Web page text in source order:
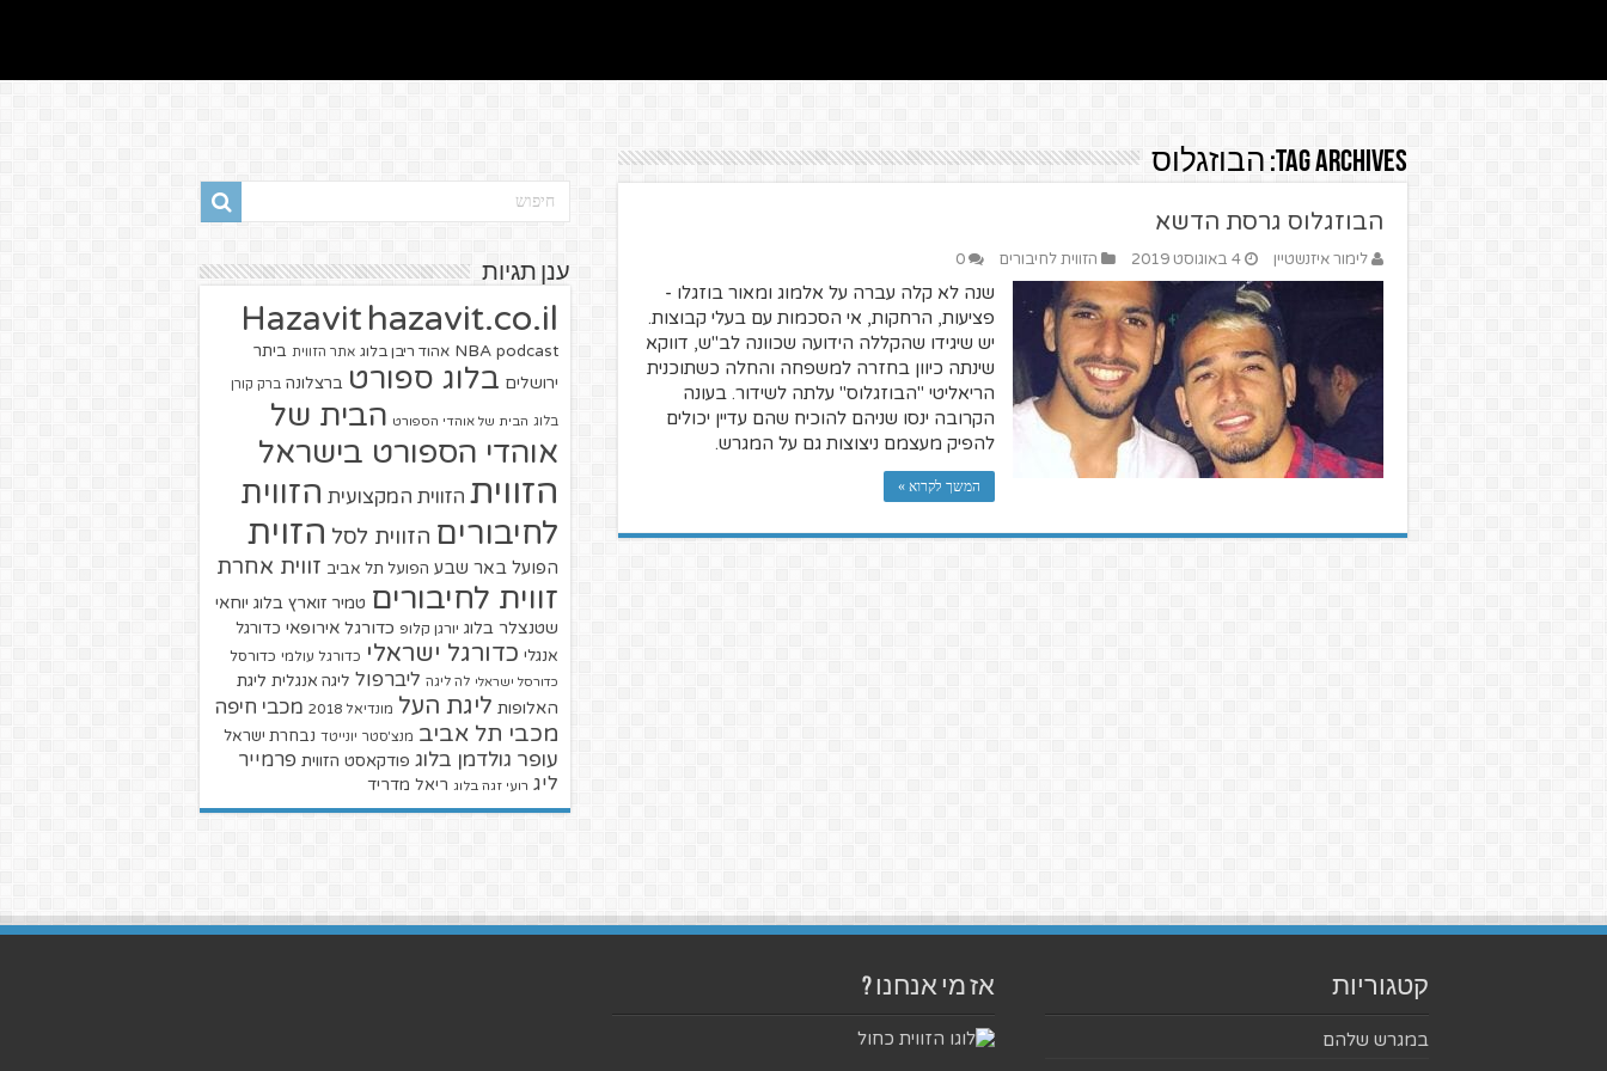
Tag Archives: הבוזגלוס
הבוזגלוס גרסת הדשא
לימור איזנשטיין 4 באוגוסט 2019 הזווית לחיבורים 0
שנה לא קלה עברה על אלמוג ומאור בוזגלו -
פציעות, הרחקות, אי הסכמות עם בעלי קבוצות.
יש שיגידו שהקללה הידועה שכוונה לב"ש, דווקא
שינתה כיוון בחזרה למשפחה והחלה כשתוכנית
הריאליטי "הבוזגלוס" עלתה לשידור. בעונה
הקרובה ינסו שניהם להוכיח שהם עדיין יכולים
להפיק מעצמם ניצוצות גם על המגרש.
המשך לקרוא »
ענן תגיות
Hazavit hazavit.co.il
NBA podcast אהוד ריבן בלוג אתר הזווית ביתר
ירושלים בלוג ספורט ברצלונה ברק קורן
בלוג הבית של אוהדי הספורט הבית של
אוהדי הספורט בישראל
הזווית הזווית המקצועית הזווית
לחיבורים הזווית לסל הזוית
הפועל באר שבע הפועל תל אביב זווית אחרת
זווית לחיבורים טמיר זוארץ בלוג יוחאי
שטנצלר בלוג יורגן קלופ כדורגל אירופאי כדורגל
אנגלי כדורגל ישראלי כדורגל עולמי כדורסל
כדורסל ישראלי לה ליגה ליברפול ליגה אנגלית ליגת
האלופות ליגת העל מונדיאל 2018 מכבי חיפה
מכבי תל אביב מנצ'סטר יונייטד נבחרת ישראל
עופר גולדמן בלוג פודקאסט הזווית פרמייר
ליג רועי זגה בלוג ריאל מדריד
קטגוריות
במגרש שלהם
אז מי אנחנו ?